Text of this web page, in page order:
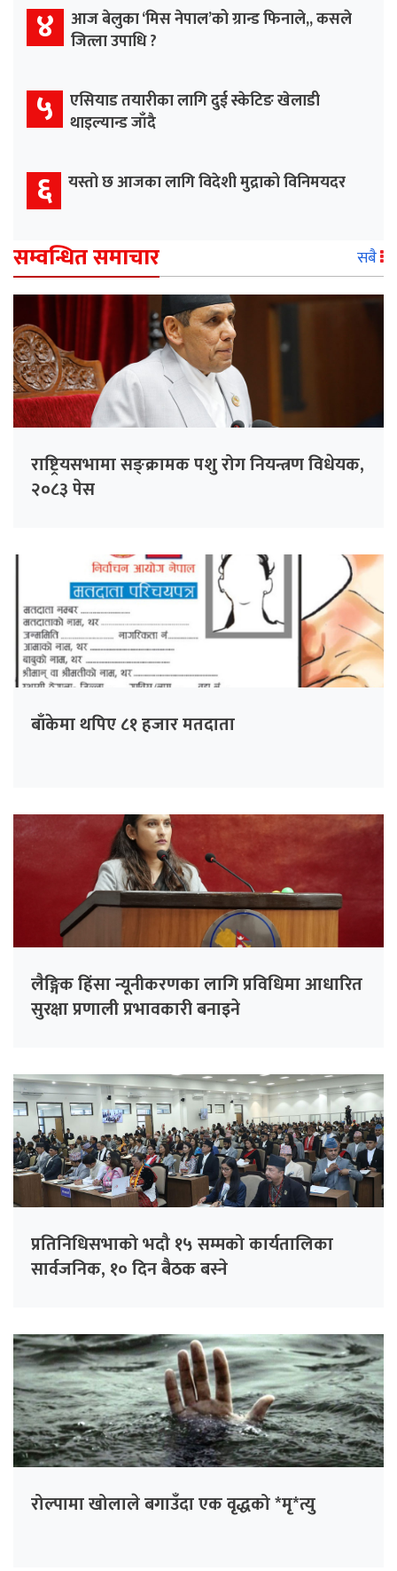
४ आज बेलुका ‘मिस नेपाल’को ग्रान्ड फिनाले,, कसले
जित्ला उपाधि ?
५ एसियाड तयारीका लागि दुई स्केटिङ खेलाडी
थाइल्यान्ड जाँदै
६ यस्तो छ आजका लागि विदेशी मुद्राको विनिमयदर
सम्वन्धित समाचार सबै
राष्ट्रियसभामा सङ्क्रामक पशु रोग नियन्त्रण विधेयक,
२०८३ पेस
बाँकेमा थपिए ८१ हजार मतदाता
लैङ्गिक हिंसा न्यूनीकरणका लागि प्रविधिमा आधारित
सुरक्षा प्रणाली प्रभावकारी बनाइने
प्रतिनिधिसभाको भदौ १५ सम्मको कार्यतालिका
सार्वजनिक, १० दिन बैठक बस्ने
रोल्पामा खोलाले बगाउँदा एक वृद्धको *मृ*त्यु